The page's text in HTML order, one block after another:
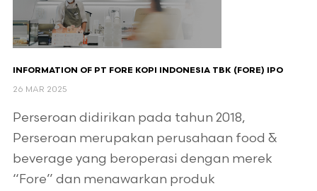
INFORMATION OF PT FORE KOPI INDONESIA TBK (FORE) IPO
26 MAR 2025
Perseroan didirikan pada tahun 2018,
Perseroan merupakan perusahaan food &
beverage yang beroperasi dengan merek
“Fore” dan menawarkan produk